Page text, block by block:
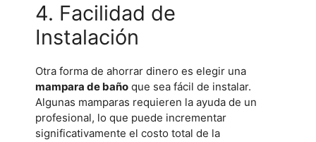
4. Facilidad de
Instalación
Otra forma de ahorrar dinero es elegir una
mampara de baño que sea fácil de instalar.
Algunas mamparas requieren la ayuda de un
profesional, lo que puede incrementar
significativamente el costo total de la